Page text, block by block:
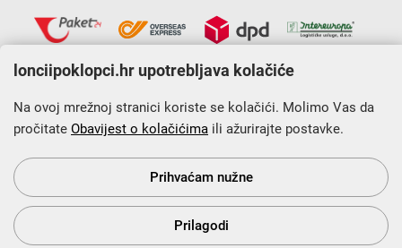
Krajnji primatelj financijskog instrumenta sufinanciranog iz
Europskog fonda za regionalni razvoj u sklopu Operativnog
programa „Konkurentnost i kohezija”.
s Vama od 2014. godine!
lonciipoklopci.hr upotrebljava kolačiće
Na ovoj mrežnoj stranici koriste se kolačići. Molimo Vas da
pročitate Obavijest o kolačićima ili ažurirajte postavke.
Prihvaćam nužne
Prilagodi